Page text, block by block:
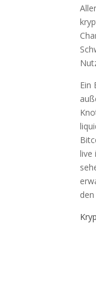
Ein
live